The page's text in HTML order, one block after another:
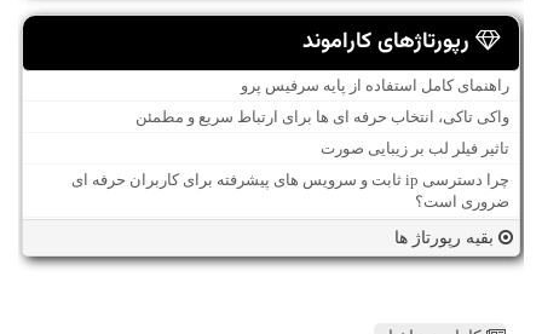
رپورتاژهای کاراموند
راهنمای کامل استفاده از پایه سرفیس پرو
واکی تاکی، انتخاب حرفه ای ها برای ارتباط سریع و مطمئن
تاثیر فیلر لب بر زیبایی صورت
چرا دسترسی ip ثابت و سرویس های پیشرفته برای کاربران حرفه ای
ضروری است؟
بقیه رپورتاژ ها